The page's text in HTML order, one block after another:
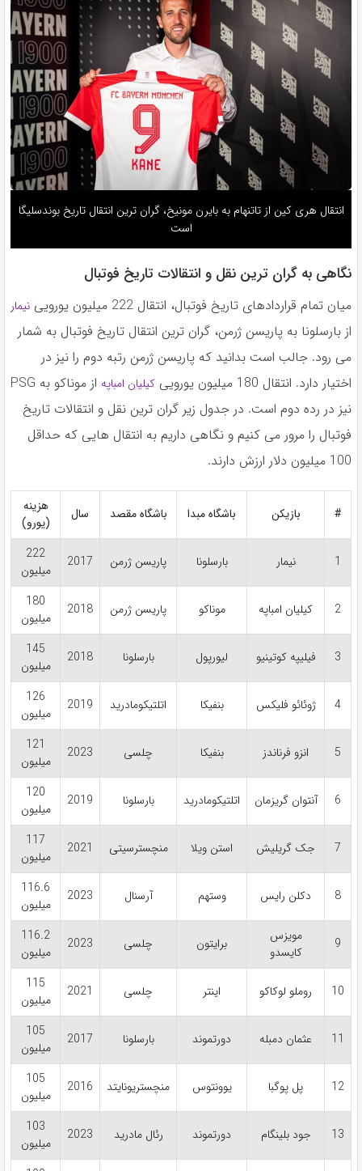
انتقال هری کین از تاتنهام به بایرن مونیخ، گران ترین انتقال تاریخ بوندسلیگا
است
نگاهی به گران ترین نقل و انتقالات تاریخ فوتبال
میان تمام قراردادهای تاریخ فوتبال، انتقال 222 میلیون یورویی نیمار
از بارسلونا به پاریسن ژرمن، گران ترین انتقال تاریخ فوتبال به شمار
می رود. جالب است بدانید که پاریسن ژرمن رتبه دوم را نیز در
اختیار دارد. انتقال 180 میلیون یورویی
کیلیان امباپه
از موناکو به PSG
نیز در رده دوم است. در جدول زیر گران ترین نقل و انتقالات تاریخ
فوتبال را مرور می کنیم و نگاهی داریم به انتقال هایی که حداقل
100 میلیون دلار ارزش دارند.
# بازیکن باشگاه مبدا باشگاه مقصد سال
هزینه
(یورو)
1 نیمار بارسلونا پاریسن ژرمن 2017
222
میلیون
2 کیلیان امباپه موناکو پاریسن ژرمن 2018
180
میلیون
3 فیلیپه کوتینیو لیورپول بارسلونا 2018
145
میلیون
4 ژوئائو فلیکس بنفیکا اتلتیکومادرید 2019
126
میلیون
5 انزو فرناندز بنفیکا چلسی 2023
121
میلیون
6 آنتوان گریزمان اتلتیکومادرید بارسلونا 2019
120
میلیون
7 جک گریلیش استن ویلا منچسترسیتی 2021
117
میلیون
8 دکلن رایس وستهم آرسنال 2023
116.6
میلیون
9
مویزس
کایسدو
برایتون چلسی 2023
116.2
میلیون
10 روملو لوکاکو اینتر چلسی 2021
115
میلیون
11 عثمان دمبله دورتموند بارسلونا 2017
105
میلیون
12 پل پوگبا یوونتوس منچستریونایتد 2016
105
میلیون
13 جود بلینگام دورتموند رئال مادرید 2023
103
میلیون